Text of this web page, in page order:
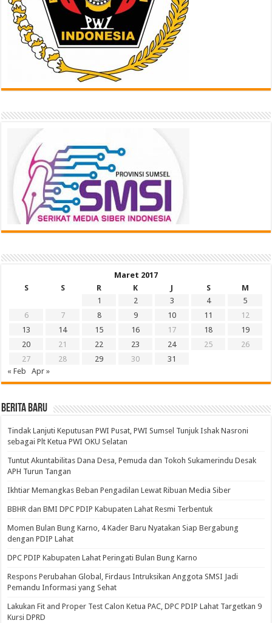
Maret 2017
S
S R K J S
M
1
2 3 4
5
6
7 8 9 10 11
12
13
14 15 16 17 18
19
20
21 22 23 24 25
26
27
28 29 30
31
« Feb
Apr »
BERITA BARU
Tindak Lanjuti Keputusan PWI Pusat, PWI Sumsel Tunjuk Ishak Nasroni
sebagai Plt Ketua PWI OKU Selatan
Tuntut Akuntabilitas Dana Desa, Pemuda dan Tokoh Sukamerindu Desak
APH Turun Tangan
Ikhtiar Memangkas Beban Pengadilan Lewat Ribuan Media Siber
BBHR dan BMI DPC PDIP Kabupaten Lahat Resmi Terbentuk
Momen Bulan Bung Karno, 4 Kader Baru Nyatakan Siap Bergabung
dengan PDIP Lahat
DPC PDIP Kabupaten Lahat Peringati Bulan Bung Karno
Respons Perubahan Global, Firdaus Intruksikan Anggota SMSI Jadi
Pemandu Informasi yang Sehat
Lakukan Fit and Proper Test Calon Ketua PAC, DPC PDIP Lahat Targetkan 9
Kursi DPRD